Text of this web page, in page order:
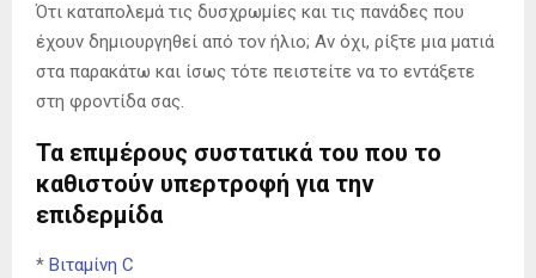
Ότι καταπολεμά τις δυσχρωμίες και τις πανάδες που
έχουν δημιουργηθεί από τον ήλιο; Αν όχι, ρίξτε μια ματιά
στα παρακάτω και ίσως τότε πειστείτε να το εντάξετε
στη φροντίδα σας.
Τα επιμέρους συστατικά του που το
καθιστούν υπερτροφή για την
επιδερμίδα
* Βιταμίνη C